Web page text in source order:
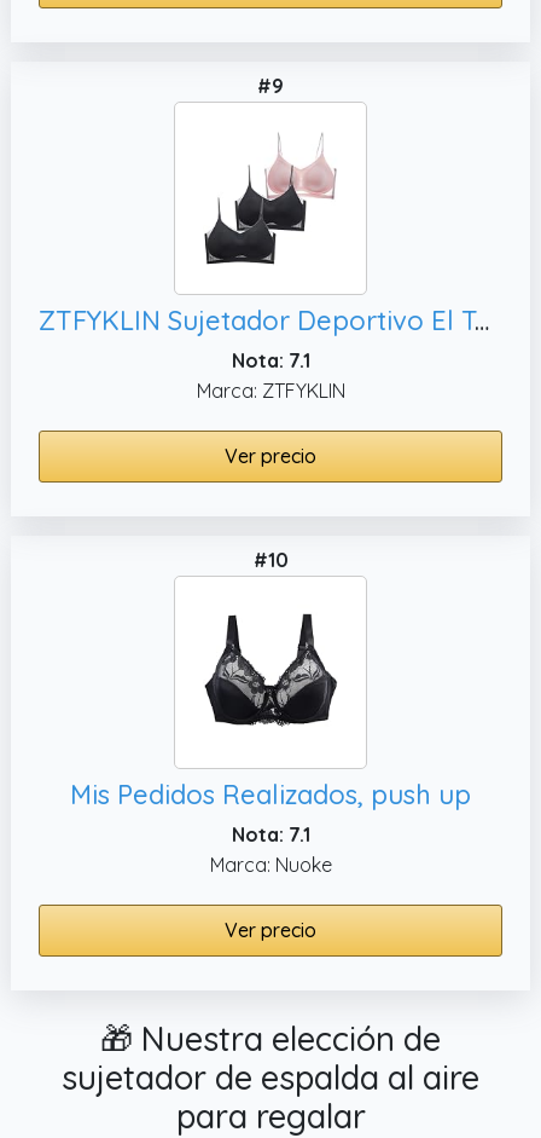
#9
ZTFYKLIN Sujetador Deportivo El Tercer Conjunto De Sujetadores Sin Tirantes para Mujer Cómodo Ice Y Camiseta con Espalda Transparente (K, XXL) Que Junta Pecho Aros Relleno Al Aire Antiarrugas
Nota: 7.1
Marca: ZTFYKLIN
Ver precio
#10
Mis Pedidos Realizados, push up
Nota: 7.1
Marca: Nuoke
Ver precio
🎁 Nuestra elección de
sujetador de espalda al aire
para regalar